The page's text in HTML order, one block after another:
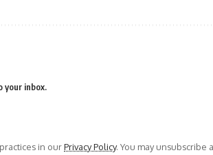
your inbox.
in ourPrivacy Policy. You may unsubscribe